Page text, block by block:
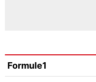
Formule1